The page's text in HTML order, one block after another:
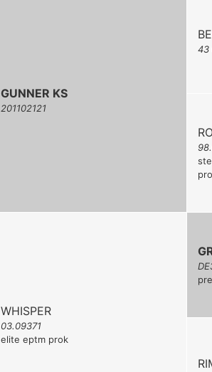
GUNNER KS
201102121
43
WHISPER
03.09371
elite eptm prok